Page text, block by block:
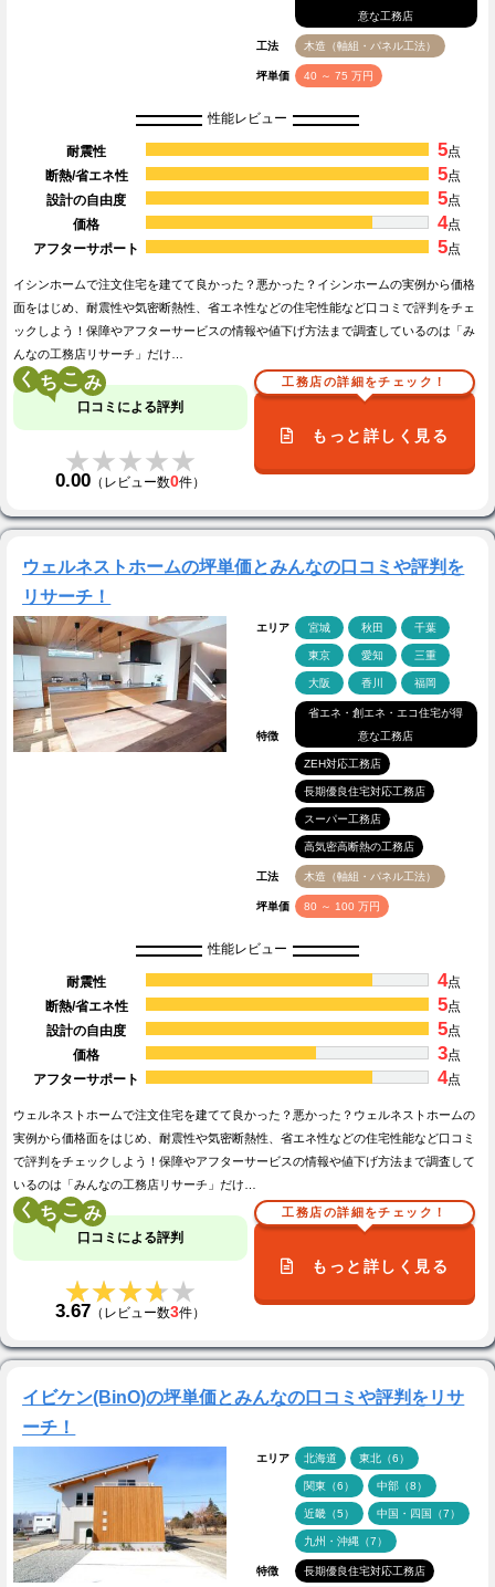
意な工務店
工法 木造（軸組・パネル工法）
坪単価 40 ～ 75 万円
性能レビュー
耐震性 5点
断熱/省エネ性
5点
設計の自由度
5点
価格
4点
アフターサポート
5点
イシンホームで注文住宅を建てて良かった？悪かった？イシンホームの実例から価格
面をはじめ、耐震性や気密断熱性、省エネ性などの住宅性能など口コミで評判をチェ
ックしよう！保障やアフターサービスの情報や値下げ方法まで調査しているのは「み
んなの工務店リサーチ」だけ…
く こ
口コミによる評判
★★★★★
★★★★★
0.00 （レビュー数0件）
工務店の詳細をチェック！
もっと詳しく見る
ウェルネストホームの坪単価とみんなの口コミや評判を
リサーチ！
エリア 宮城 秋田 千葉
東京 愛知 三重
大阪 香川 福岡
特徴
省エネ・創エネ・エコ住宅が得
意な工務店
ZEH対応工務店
長期優良住宅対応工務店
スーパー工務店
高気密高断熱の工務店
工法 木造（軸組・パネル工法）
坪単価 80 ～ 100 万円
性能レビュー
耐震性 4点
断熱/省エネ性
5点
設計の自由度
5点
価格
3点
アフターサポート
4点
ウェルネストホームで注文住宅を建てて良かった？悪かった？ウェルネストホームの
実例から価格面をはじめ、耐震性や気密断熱性、省エネ性などの住宅性能など口コミ
で評判をチェックしよう！保障やアフターサービスの情報や値下げ方法まで調査して
いるのは「みんなの工務店リサーチ」だけ…
く こ
口コミによる評判
★★★★★
★★★★★
3.67 （レビュー数3件）
工務店の詳細をチェック！
もっと詳しく見る
イビケン(BinO)の坪単価とみんなの口コミや評判をリサ
ーチ！
エリア 北海道 東北（6）
関東（6） 中部（8）
近畿（5） 中国・四国（7）
九州・沖縄（7）
特徴 長期優良住宅対応工務店